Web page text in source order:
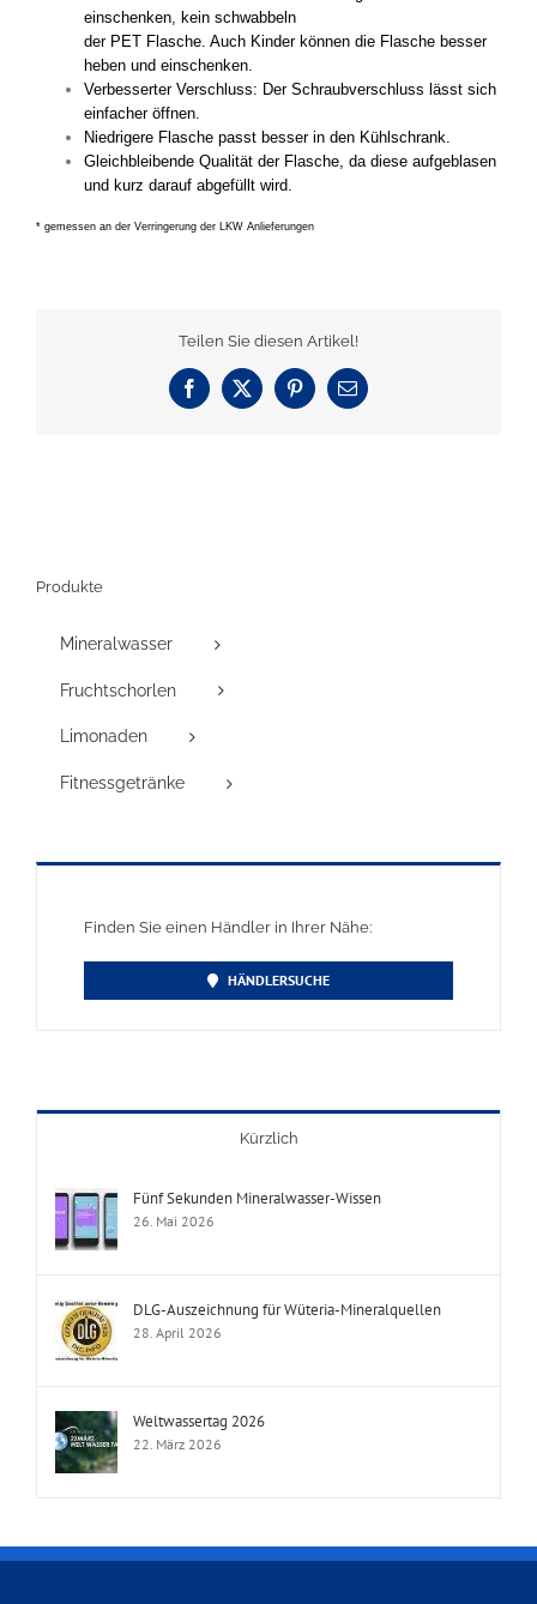
einschenken, kein schwabbeln
der PET Flasche. Auch Kinder können die Flasche besser
heben und einschenken.
Verbesserter Verschluss: Der Schraubverschluss lässt sich
einfacher öffnen.
Niedrigere Flasche passt besser in den Kühlschrank.
Gleichbleibende Qualität der Flasche, da diese aufgeblasen
und kurz darauf abgefüllt wird.
* gemessen an der Verringerung der LKW Anlieferungen
Teilen Sie diesen Artikel!
Facebook
X PinterestE-
Mail
Produkte
Mineralwasser
Fruchtschorlen
Limonaden
Fitnessgetränke
Finden Sie einen Händler in Ihrer Nähe:
HÄNDLERSUCHE
Kürzlich
Fünf Sekunden Mineralwasser-Wissen
26. Mai 2026
DLG-Auszeichnung für Wüteria-Mineralquellen
28. April 2026
Weltwassertag 2026
22. März 2026